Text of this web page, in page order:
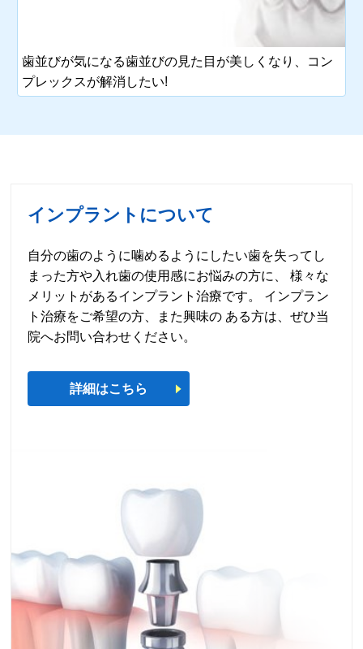
歯並びが気になる歯並びの見た目が美しくなり、コン
プレックスが解消したい!
インプラントについて
自分の歯のように噛めるようにしたい歯を失ってし
まった方や入れ歯の使用感にお悩みの方に、 様々な
メリットがあるインプラント治療です。 インプラン
ト治療をご希望の方、また興味の ある方は、ぜひ当
院へお問い合わせください。
詳細はこちら